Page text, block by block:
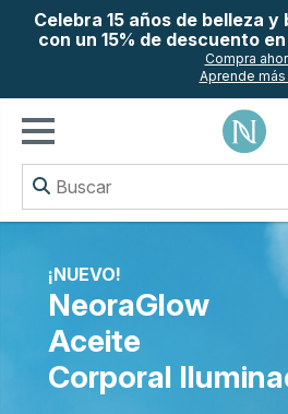
Celebra 15 años de belleza
con un 15% de descuento
Compra
Aprende más
¡NUEVO!
NeoraGlow
Aceite
Corporal